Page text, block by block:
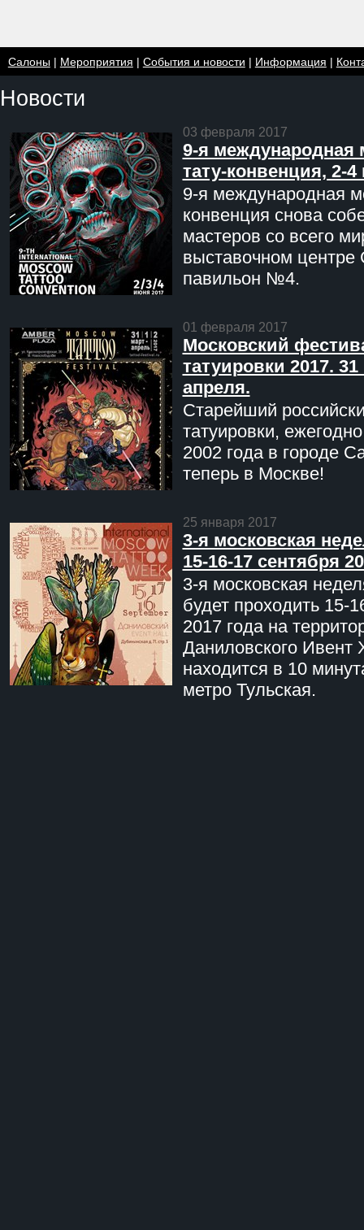
Салоны| Мероприятия | События и новости | Информация |
Новости
03 февраля 2017
9-я международная
тату-конвенция, 2-
9-я международная
конвенция снова
мастеров со всего
выставочном центре
павильон №4.
01 февраля 2017
Московский
татуировки 2017. 31
апреля.
Старейший
татуировки,
2002 года в городе
теперь в Москве!
25 января 2017
3-я московская
15-16-17 сентября
3-я московская
будет проходить 15-
2017 года на
Даниловского Ивент
находится в 10
метро Тульская.